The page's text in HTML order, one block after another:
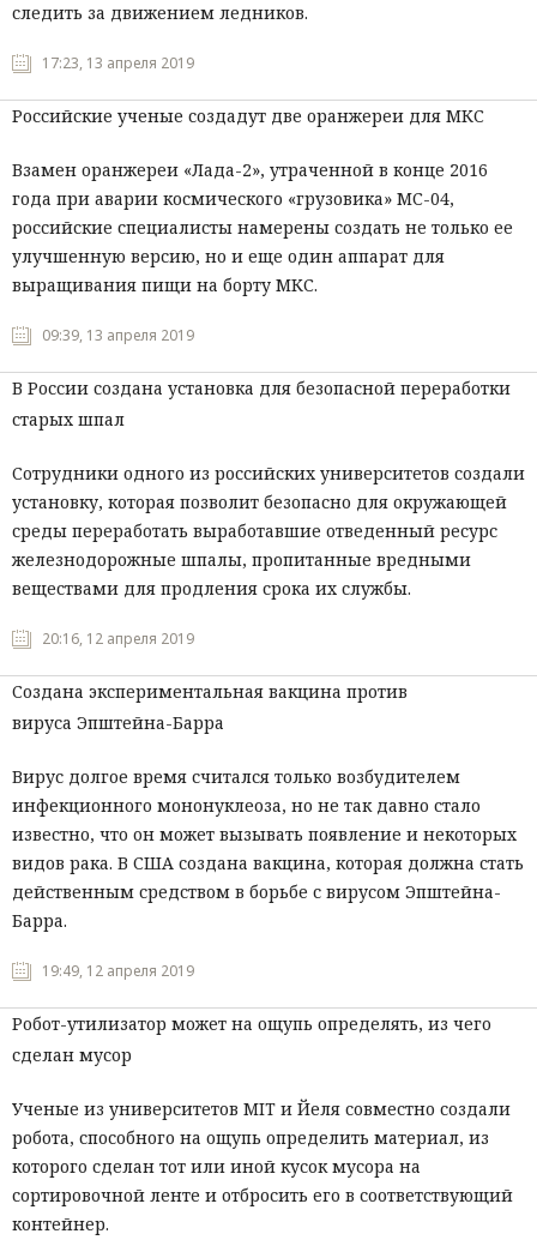
следить за движением ледников.
17:23, 13 апреля 2019
Российские ученые создадут две оранжереи для МКС
Взамен оранжереи «Лада-2», утраченной в конце 2016
года при аварии космического «грузовика» МС-04,
российские специалисты намерены создать не только ее
улучшенную версию, но и еще один аппарат для
выращивания пищи на борту МКС.
09:39, 13 апреля 2019
В России создана установка для безопасной переработки
старых шпал
Сотрудники одного из российских университетов создали
установку, которая позволит безопасно для окружающей
среды переработать выработавшие отведенный ресурс
железнодорожные шпалы, пропитанные вредными
веществами для продления срока их службы.
20:16, 12 апреля 2019
Создана экспериментальная вакцина против
вируса Эпштейна-Барра
Вирус долгое время считался только возбудителем
инфекционного мононуклеоза, но не так давно стало
известно, что он может вызывать появление и некоторых
видов рака. В США создана вакцина, которая должна стать
действенным средством в борьбе с вирусом Эпштейна-
Барра.
19:49, 12 апреля 2019
Робот-утилизатор может на ощупь определять, из чего
сделан мусор
Ученые из университетов MIT и Йеля совместно создали
робота, способного на ощупь определить материал, из
которого сделан тот или иной кусок мусора на
сортировочной ленте и отбросить его в соответствующий
контейнер.